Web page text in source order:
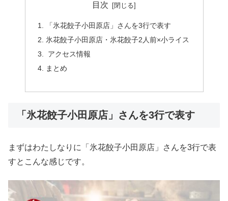
目次
「氷花餃子小田原店」さんを3行で表す
氷花餃子小田原店・氷花餃子2人前×小ライス
アクセス情報
まとめ
「氷花餃子小田原店」さんを3行で表す
まずはわたしなりに「氷花餃子小田原店」さんを3行で表
すとこんな感じです。